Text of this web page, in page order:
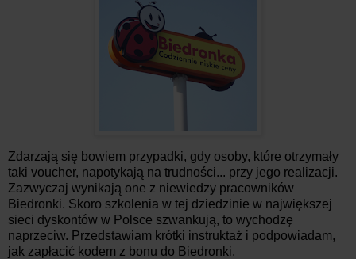
Zdarzają się bowiem przypadki, gdy osoby, które otrzymały
taki voucher, napotykają na trudności... przy jego realizacji.
Zazwyczaj wynikają one z niewiedzy pracowników
Biedronki. Skoro szkolenia w tej dziedzinie w największej
sieci dyskontów w Polsce szwankują, to wychodzę
naprzeciw. Przedstawiam krótki instruktaż i podpowiadam,
jak zapłacić kodem z bonu do Biedronki.